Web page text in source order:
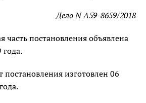
Дело N А59-8659/2018
часть постановления объявлена
года.
постановления изготовлен 06